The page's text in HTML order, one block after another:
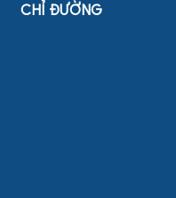
CHỈ ĐƯỜNG